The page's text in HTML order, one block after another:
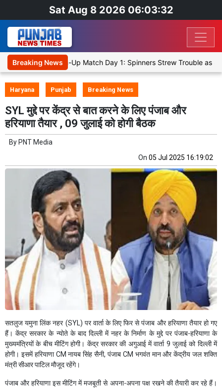
Sat Aug 8 2026 06:03:32
Breaking News
XI, Warm-Up Match Day 1: Spinners Strew Trouble as SLC
Haryana Punjab Breaking News
SYL मुद्दे पर केंद्र से बात करने के लिए पंजाब और
हरियाणा तैयार , 09 जुलाई को होगी बैठक
By PNT Media
On 05 Jul 2025 16:19:02
सतलुज यमुना लिंक नहर (SYL) पर वार्ता के लिए फिर से पंजाब और हरियाणा तैयार हो गए
हैं। केंद्र सरकार के न्योते के बाद दिल्ली में नहर के निर्माण के मुद्दे पर पंजाब-हरियाणा के
मुख्यमंत्रियों के बीच मीटिंग होगी। केंद्र सरकार की अगुआई में वार्ता 9 जुलाई को दिल्ली में
होगी। इसमें हरियाणा CM नायब सिंह सैनी, पंजाब CM भगवंत मान और केंद्रीय जल शक्ति
मंत्री सीआर पाटिल मौजूद रहेंगे।
पंजाब और हरियाणा इस मीटिंग में मजबूती से अपना-अपना पक्ष रखने की तैयारी कर रहे हैं।